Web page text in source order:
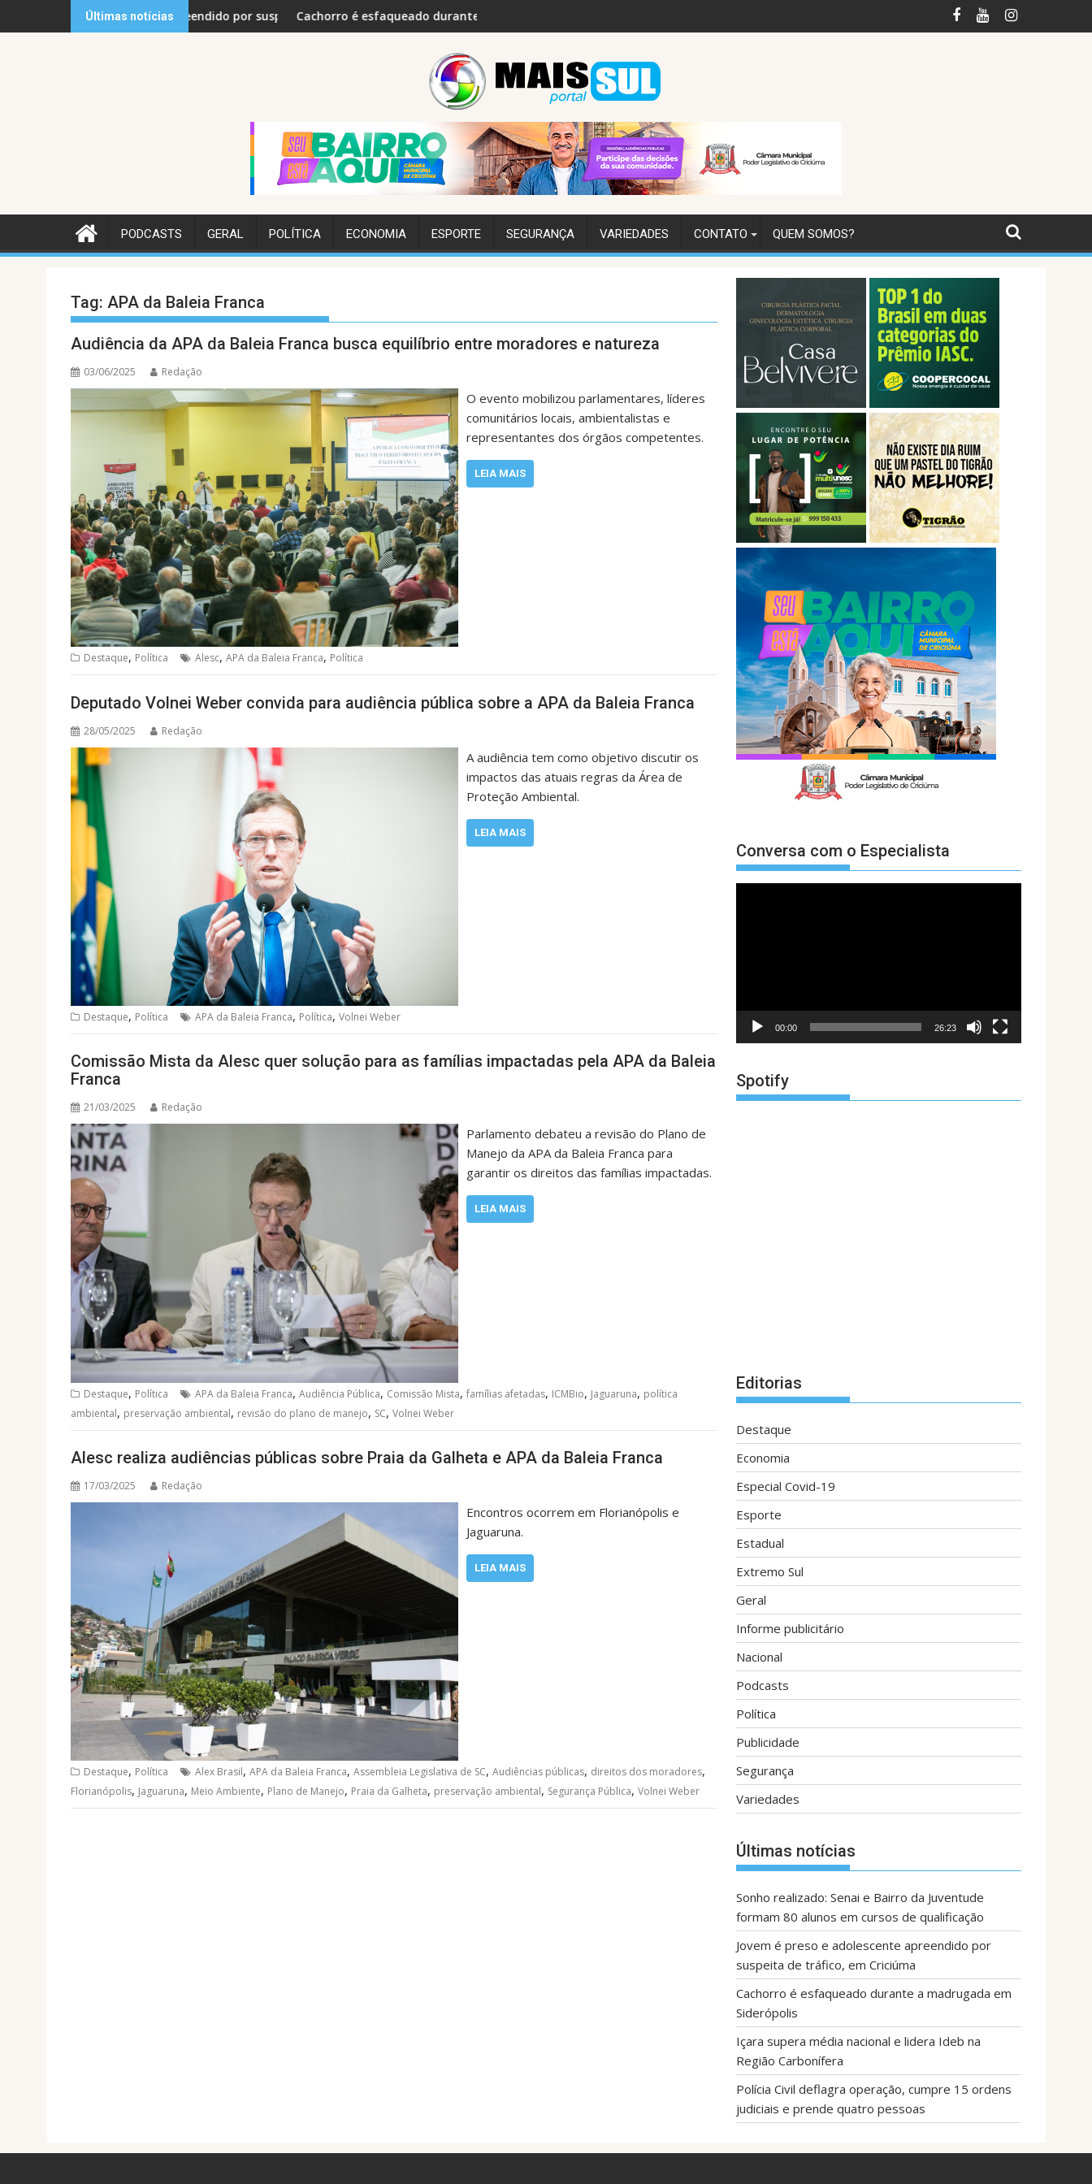
to
Últimas notícias
de qualificação
apreendido por suspeita de tráfico, em Criciúma
Cachorro é esfaqueado durante a madrugada em Siderópolis Polícia Civil deflagra operação, cumpre 15 ordens
PODCASTS GERAL POLÍTICA ECONOMIA ESPORTE SEGURANÇA VARIEDADES CONTATO QUEM SOMOS?
Tag: APA da Baleia Franca
Audiência da APA da Baleia Franca busca equilíbrio entre moradores e natureza
03/06/2025 Redação
O evento mobilizou parlamentares, líderes
comunitários locais, ambientalistas e
representantes dos órgãos competentes.
LEIA MAIS
Destaque, Política Alesc, APA da Baleia Franca, Política
Deputado Volnei Weber convida para audiência pública sobre a APA da Baleia Franca
28/05/2025 Redação
A audiência tem como objetivo discutir os
impactos das atuais regras da Área de
Proteção Ambiental.
LEIA MAIS
Destaque, Política APA da Baleia Franca, Política, Volnei Weber
Comissão Mista da Alesc quer solução para as famílias impactadas pela APA da Baleia
Franca
21/03/2025 Redação
Parlamento debateu a revisão do Plano de
Manejo da APA da Baleia Franca para
garantir os direitos das famílias impactadas.
LEIA MAIS
Destaque, Política APA da Baleia Franca, Audiência Pública, Comissão Mista, famílias afetadas, ICMBio, Jaguaruna, política
ambiental, preservação ambiental, revisão do plano de manejo, SC, Volnei Weber
Alesc realiza audiências públicas sobre Praia da Galheta e APA da Baleia Franca
17/03/2025 Redação
Encontros ocorrem em Florianópolis e
Jaguaruna.
LEIA MAIS
Destaque, Política Alex Brasil, APA da Baleia Franca, Assembleia Legislativa de SC, Audiências públicas, direitos dos moradores,
Florianópolis, Jaguaruna, Meio Ambiente, Plano de Manejo, Praia da Galheta, preservação ambiental, Segurança Pública, Volnei Weber
Conversa com o Especialista
00:00 26:23
Spotify
Editorias
Destaque
Economia
Especial Covid-19
Esporte
Estadual
Extremo Sul
Geral
Informe publicitário
Nacional
Podcasts
Política
Publicidade
Segurança
Variedades
Últimas notícias
Sonho realizado: Senai e Bairro da Juventude
formam 80 alunos em cursos de qualificação
Jovem é preso e adolescente apreendido por
suspeita de tráfico, em Criciúma
Cachorro é esfaqueado durante a madrugada em
Siderópolis
Içara supera média nacional e lidera Ideb na
Região Carbonífera
Polícia Civil deflagra operação, cumpre 15 ordens
judiciais e prende quatro pessoas